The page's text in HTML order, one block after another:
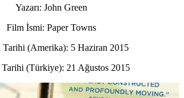
Yazarı: John Green
Film İsmi: Paper Towns
(Amerika): 5 Haziran 2015
(Türkiye): 21 Ağustos 2015